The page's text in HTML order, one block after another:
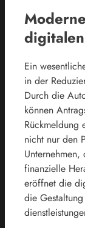
Ein
in der
Durch die
können
Rückmeldung
nicht nur den
finanzielle
eröffnet die
die